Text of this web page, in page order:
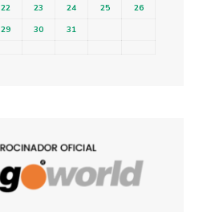
22 23 24 25
26
29 30 31